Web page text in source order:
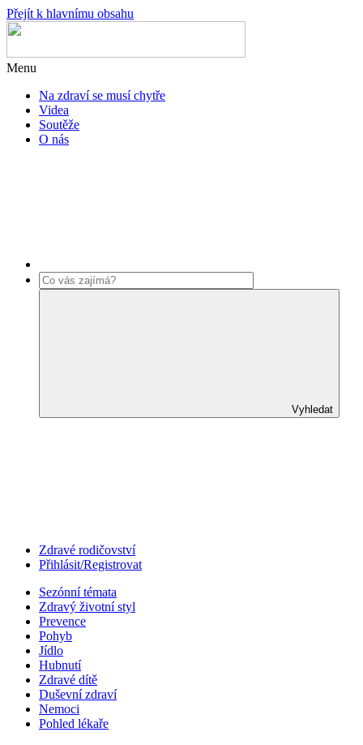
Přejít k hlavnímu obsahu
Menu
Na zdraví se musí chytře
Videa
Soutěže
O nás
Vyhledat
Zdravé rodičovství
Přihlásit/Registrovat
Sezónní témata
Zdravý životní styl
Prevence
Pohyb
Jídlo
Hubnutí
Zdravé dítě
Duševní zdraví
Nemoci
Pohled lékaře